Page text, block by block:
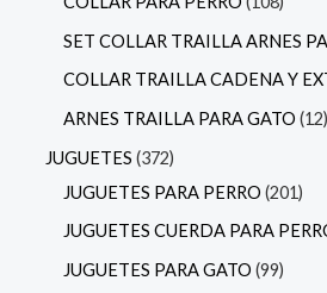
SET COLLAR TRAILLA ARNES
COLLAR TRAILLA CADENA Y
ARNES TRAILLA PARA GATO 12
JUGUETES 372
JUGUETES PARA PERRO 201
JUGUETES CUERDA PARA
JUGUETES PARA GATO 99